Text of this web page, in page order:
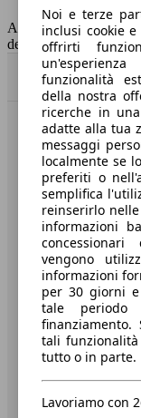
Capacità del
AutoScout24 non si
dei dati.
Benvenuti su
Società
A proposito
Stampa
Media
Condizioni
Informazioni
Privacy
Dichiarazione
Noi e terze
inclusi cookie
offrirti
funzionalità
della nostra
ricerche in
adatte alla tua
messaggi
localmente se
preferiti o
semplifica
reinserirlo
informazioni
vengono
informazioni
per 30 giorni
tale periodo
tali
tutto o in parte.
Lavoriamo con